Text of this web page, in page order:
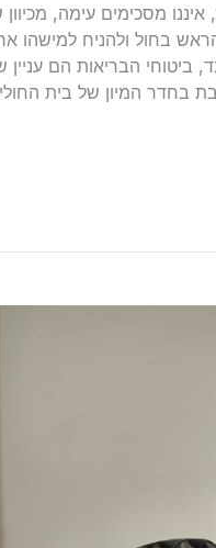
מסכימים עימה, מכיוון
בחול ולהניח למישהו
הבריאות הם עניין
בחדר המיון של בית